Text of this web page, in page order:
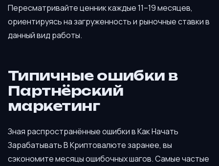
Пересматривайте ценник каждые 11–19 месяцев,
ориентируясь на загруженность и рыночные ставки в
данный вид работы.
Типичные ошибки в
Партнёрский
маркетинг
Зная распространённые ошибки в Как Начать
Зарабатывать В Криптовалюте заранее, вы
сэкономите месяцы ошибочных шагов. Самые частые